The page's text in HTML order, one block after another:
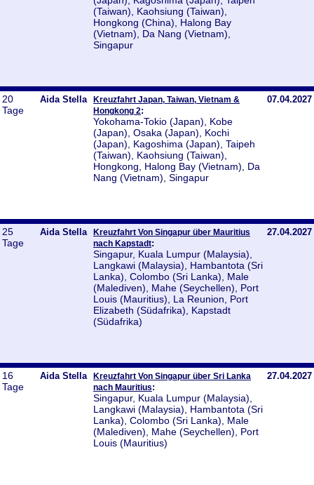
(Taiwan), Kaohsiung (Taiwan),
Hongkong (China), Halong Bay
(Vietnam), Da Nang (Vietnam),
Singapur
20
Tage
Aida Stella
Kreuzfahrt Japan, Taiwan, Vietnam &
Hongkong 2:
Yokohama-Tokio (Japan), Kobe
(Japan), Osaka (Japan), Kochi
(Japan), Kagoshima (Japan), Taipeh
(Taiwan), Kaohsiung (Taiwan),
Hongkong, Halong Bay (Vietnam), Da
Nang (Vietnam), Singapur
07.04.2027
25
Tage
Aida Stella
Kreuzfahrt Von Singapur über Mauritius
nach Kapstadt:
Singapur, Kuala Lumpur (Malaysia),
Langkawi (Malaysia), Hambantota (Sri
Lanka), Colombo (Sri Lanka), Male
(Malediven), Mahe (Seychellen), Port
Louis (Mauritius), La Reunion, Port
Elizabeth (Südafrika), Kapstadt
(Südafrika)
27.04.2027
16
Tage
Aida Stella
Kreuzfahrt Von Singapur über Sri Lanka
nach Mauritius:
Singapur, Kuala Lumpur (Malaysia),
Langkawi (Malaysia), Hambantota (Sri
Lanka), Colombo (Sri Lanka), Male
(Malediven), Mahe (Seychellen), Port
Louis (Mauritius)
27.04.2027